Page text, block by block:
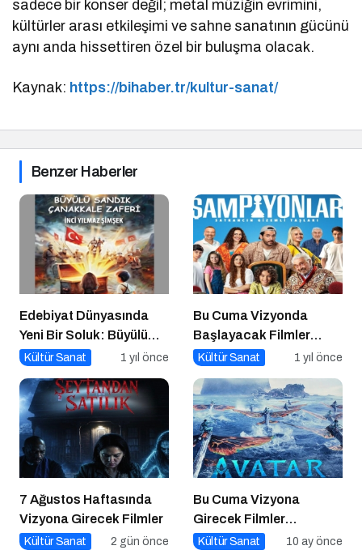
sadece bir konser değil; metal müziğin evrimini,
kültürler arası etkileşimi ve sahne sanatının gücünü
aynı anda hissettiren özel bir buluşma olacak.
Kaynak: https://bihaber.tr/kultur-sanat/
Benzer Haberler
Edebiyat Dünyasında
Yeni Bir Soluk: Büyülü
Sandık Çanakkale
Kültür Sanat 1 yıl önce
Bu Cuma Vizyonda
Başlayacak Filmler
Açıklandı
Kültür Sanat 1 yıl önce
7 Ağustos Haftasında
Vizyona Girecek Filmler
Kültür Sanat 2 gün önce
Bu Cuma Vizyona
Girecek Filmler
Açıklandı
Kültür Sanat 10 ay önce